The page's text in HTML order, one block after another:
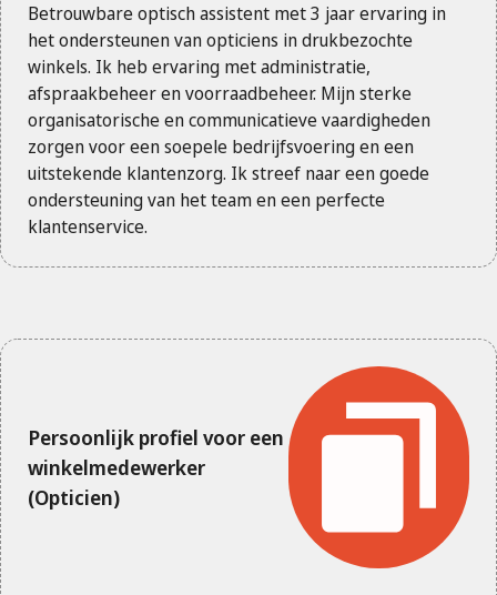
Betrouwbare optisch assistent met 3 jaar ervaring in
het ondersteunen van opticiens in drukbezochte
winkels. Ik heb ervaring met administratie,
afspraakbeheer en voorraadbeheer. Mijn sterke
organisatorische en communicatieve vaardigheden
zorgen voor een soepele bedrijfsvoering en een
uitstekende klantenzorg. Ik streef naar een goede
ondersteuning van het team en een perfecte
klantenservice.
Persoonlijk profiel voor een
winkelmedewerker
(Opticien)